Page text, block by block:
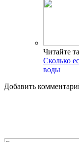
Читайте
Сколько
воды
Добавить